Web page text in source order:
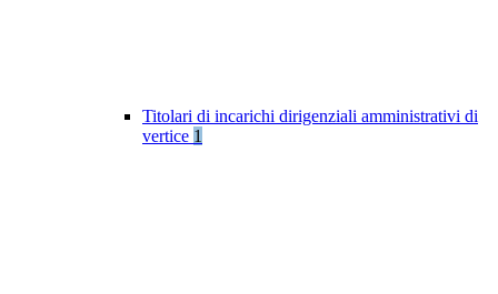
Titolari di incarichi dirigenziali amministrativi di
vertice 1